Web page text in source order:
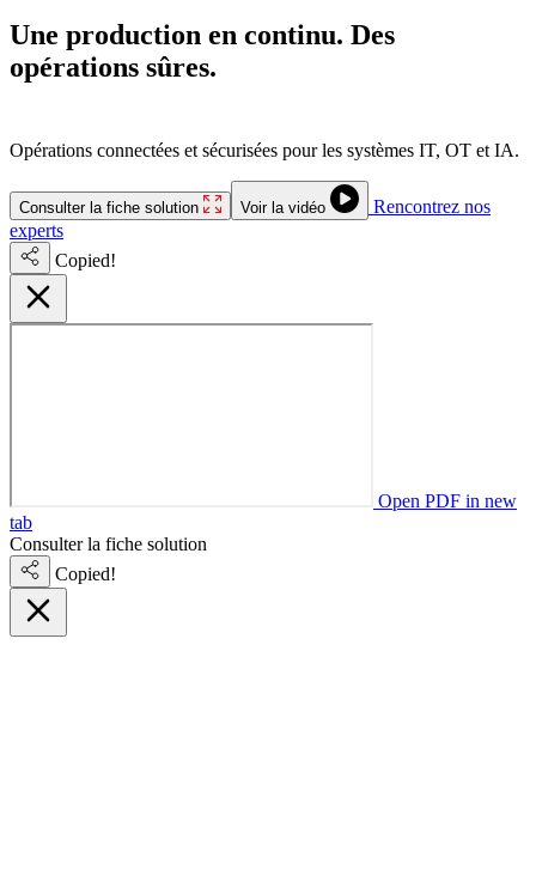
Une production en continu. Des
opérations sûres.
Opérations connectées et sécurisées pour les systèmes IT, OT et IA.
Consulter la fiche solution Voir la vidéo
Rencontrez nos
experts
Copied!
Open PDF in new
tab
Consulter la fiche solution
Copied!